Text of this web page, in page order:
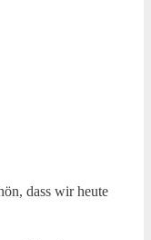
dass wir heute